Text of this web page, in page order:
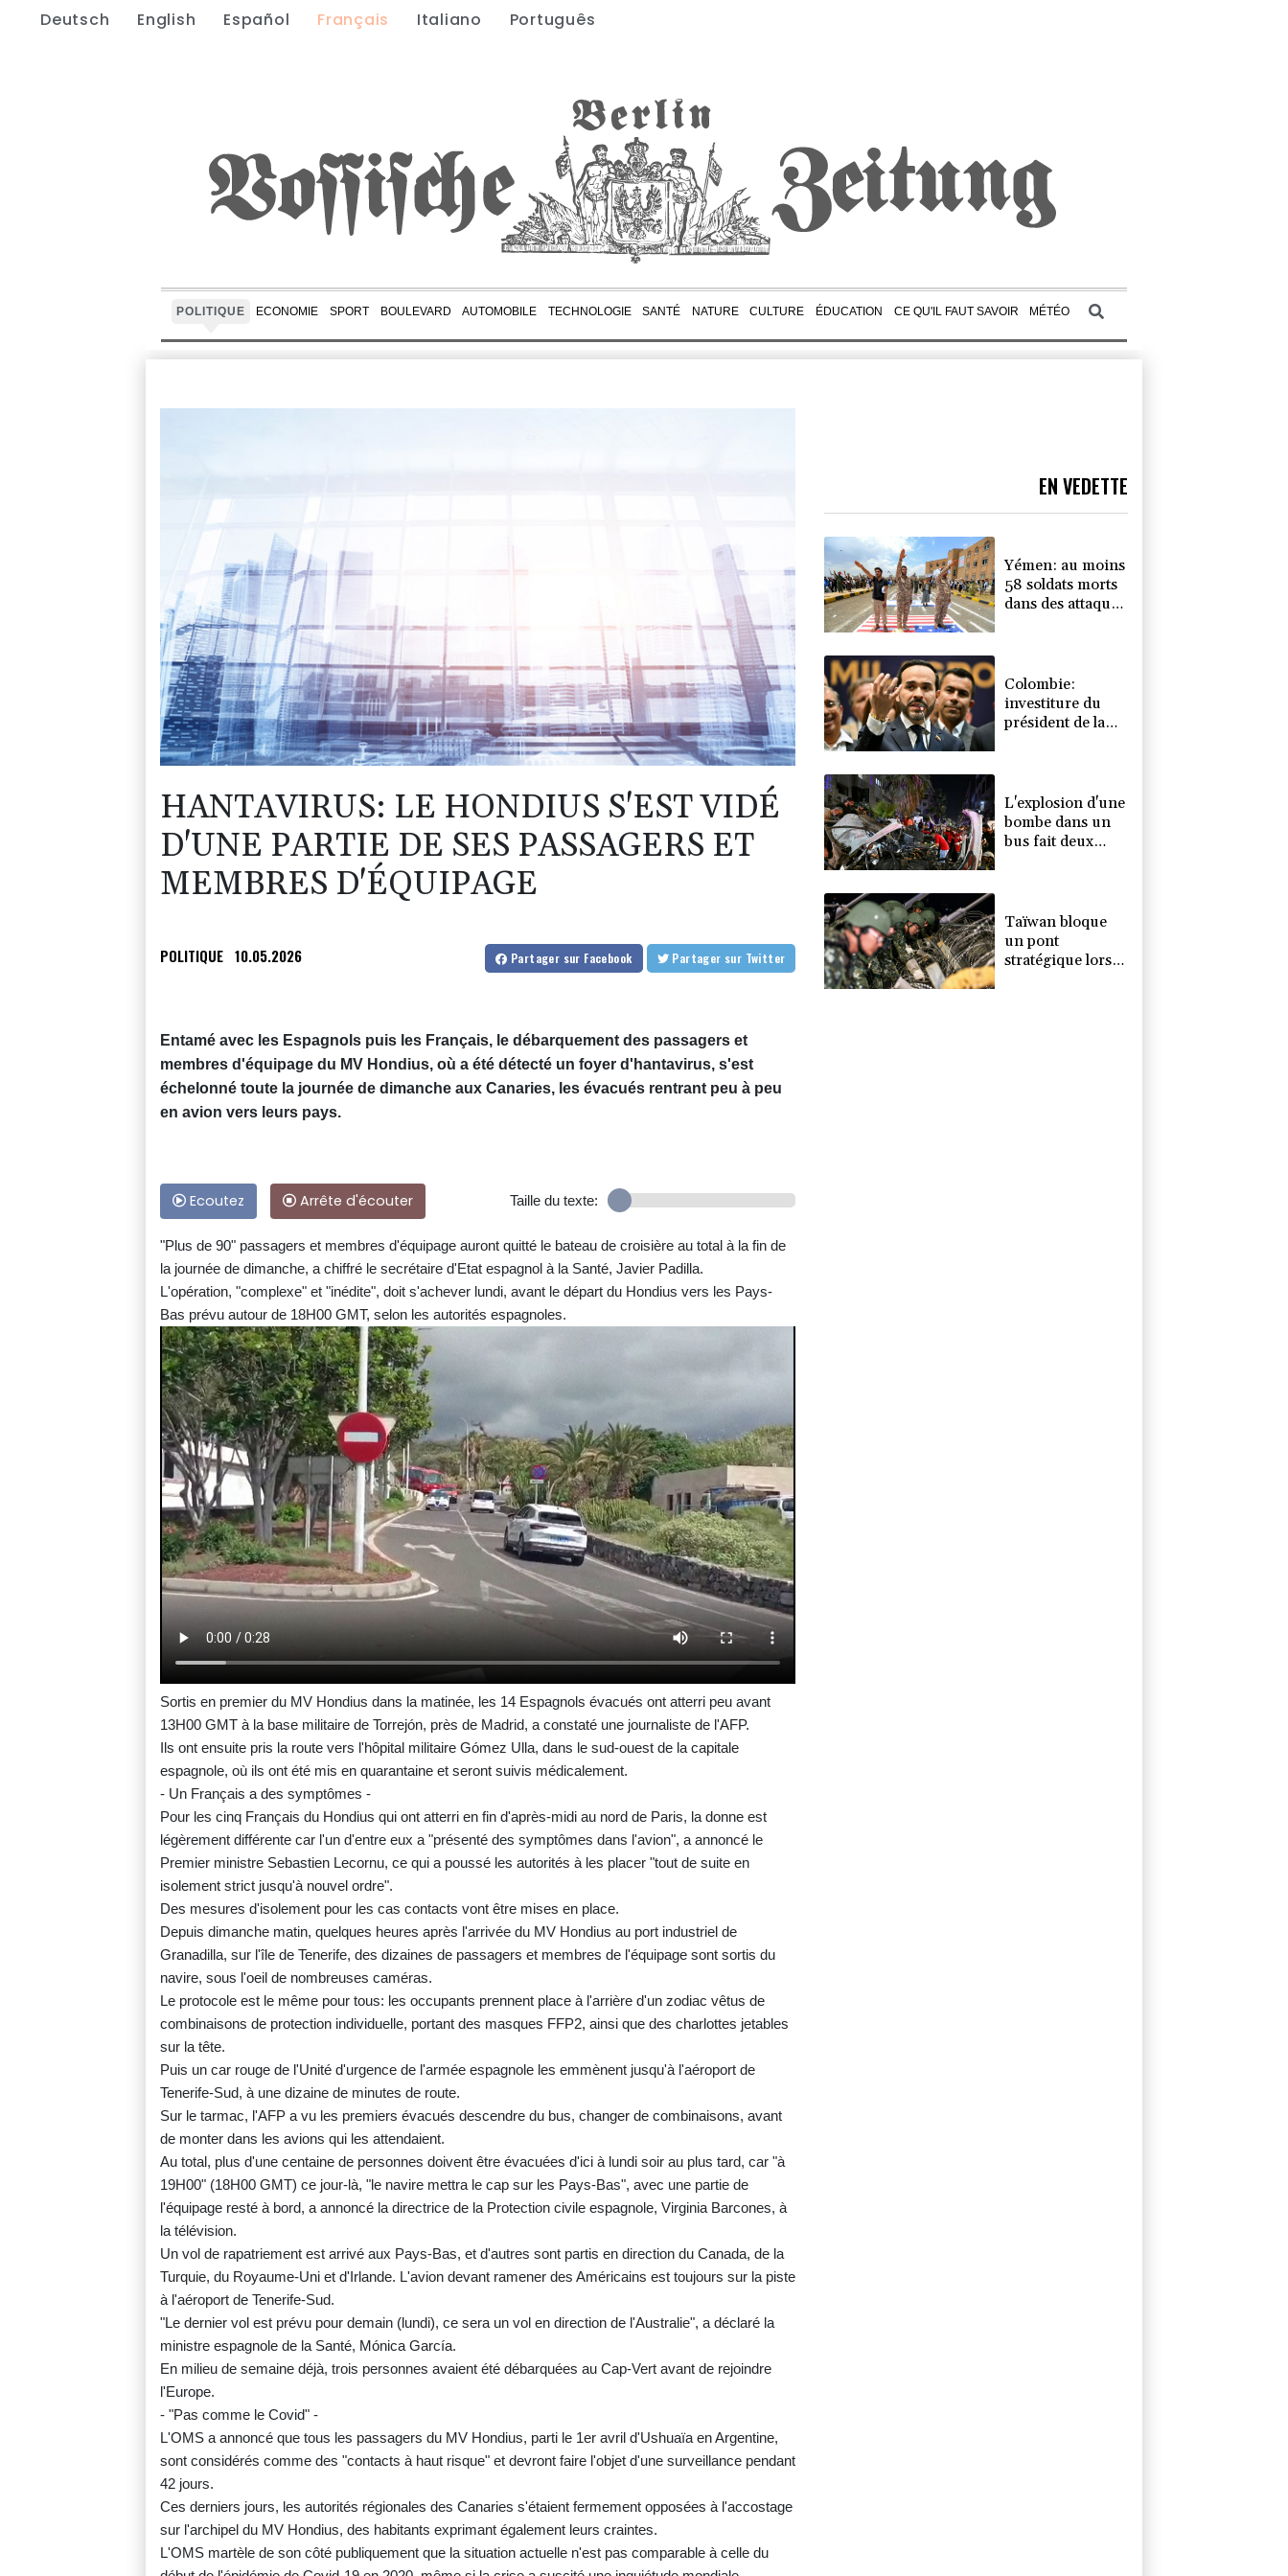
Deutsch English Español Français Italiano Português
POLITIQUE ECONOMIE SPORT BOULEVARD AUTOMOBILE TECHNOLOGIE SANTÉ NATURE CULTURE ÉDUCATION CE QU'IL FAUT SAVOIR MÉTÉO
HANTAVIRUS: LE HONDIUS S'EST VIDÉ
D'UNE PARTIE DE SES PASSAGERS ET
MEMBRES D'ÉQUIPAGE
POLITIQUE 10.05.2026 Partager sur Facebook Partager sur Twitter
Entamé avec les Espagnols puis les Français, le débarquement des passagers et
membres d'équipage du MV Hondius, où a été détecté un foyer d'hantavirus, s'est
échelonné toute la journée de dimanche aux Canaries, les évacués rentrant peu à peu
en avion vers leurs pays.
Ecoutez Arrête d'écouter Taille du texte:
"Plus de 90" passagers et membres d'équipage auront quitté le bateau de croisière au total à la fin de
la journée de dimanche, a chiffré le secrétaire d'Etat espagnol à la Santé, Javier Padilla.
L'opération, "complexe" et "inédite", doit s'achever lundi, avant le départ du Hondius vers les Pays-
Bas prévu autour de 18H00 GMT, selon les autorités espagnoles.
Sortis en premier du MV Hondius dans la matinée, les 14 Espagnols évacués ont atterri peu avant
13H00 GMT à la base militaire de Torrejón, près de Madrid, a constaté une journaliste de l'AFP.
Ils ont ensuite pris la route vers l'hôpital militaire Gómez Ulla, dans le sud-ouest de la capitale
espagnole, où ils ont été mis en quarantaine et seront suivis médicalement.
- Un Français a des symptômes -
Pour les cinq Français du Hondius qui ont atterri en fin d'après-midi au nord de Paris, la donne est
légèrement différente car l'un d'entre eux a "présenté des symptômes dans l'avion", a annoncé le
Premier ministre Sebastien Lecornu, ce qui a poussé les autorités à les placer "tout de suite en
isolement strict jusqu'à nouvel ordre".
Des mesures d'isolement pour les cas contacts vont être mises en place.
Depuis dimanche matin, quelques heures après l'arrivée du MV Hondius au port industriel de
Granadilla, sur l'île de Tenerife, des dizaines de passagers et membres de l'équipage sont sortis du
navire, sous l'oeil de nombreuses caméras.
Le protocole est le même pour tous: les occupants prennent place à l'arrière d'un zodiac vêtus de
combinaisons de protection individuelle, portant des masques FFP2, ainsi que des charlottes jetables
sur la tête.
Puis un car rouge de l'Unité d'urgence de l'armée espagnole les emmènent jusqu'à l'aéroport de
Tenerife-Sud, à une dizaine de minutes de route.
Sur le tarmac, l'AFP a vu les premiers évacués descendre du bus, changer de combinaisons, avant
de monter dans les avions qui les attendaient.
Au total, plus d'une centaine de personnes doivent être évacuées d'ici à lundi soir au plus tard, car "à
19H00" (18H00 GMT) ce jour-là, "le navire mettra le cap sur les Pays-Bas", avec une partie de
l'équipage resté à bord, a annoncé la directrice de la Protection civile espagnole, Virginia Barcones, à
la télévision.
Un vol de rapatriement est arrivé aux Pays-Bas, et d'autres sont partis en direction du Canada, de la
Turquie, du Royaume-Uni et d'Irlande. L'avion devant ramener des Américains est toujours sur la piste
à l'aéroport de Tenerife-Sud.
"Le dernier vol est prévu pour demain (lundi), ce sera un vol en direction de l'Australie", a déclaré la
ministre espagnole de la Santé, Mónica García.
En milieu de semaine déjà, trois personnes avaient été débarquées au Cap-Vert avant de rejoindre
l'Europe.
- "Pas comme le Covid" -
L'OMS a annoncé que tous les passagers du MV Hondius, parti le 1er avril d'Ushuaïa en Argentine,
sont considérés comme des "contacts à haut risque" et devront faire l'objet d'une surveillance pendant
42 jours.
Ces derniers jours, les autorités régionales des Canaries s'étaient fermement opposées à l'accostage
sur l'archipel du MV Hondius, des habitants exprimant également leurs craintes.
L'OMS martèle de son côté publiquement que la situation actuelle n'est pas comparable à celle du
EN VEDETTE
Yémen: au moins
58 soldats morts
dans des attaques
Colombie:
investiture du
président de la
narcotrafic
L'explosion d'une
bombe dans un
bus fait deux
Taïwan bloque
un pont
stratégique lors